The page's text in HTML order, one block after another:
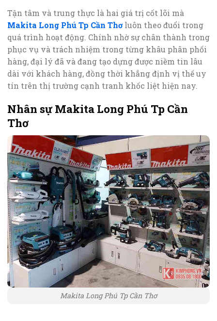
Tận tâm và trung thực là hai giá trị cốt lõi mà
Makita Long Phú Tp Cần Thơluôn theo đuổi trong
quá trình hoạt động. Chính nhờ sự chân thành trong
phục vụ và trách nhiệm trong từng khâu phân phối
hàng, đại lý đã và đang tạo dựng được niềm tin lâu
dài với khách hàng, đồng thời khẳng định vị thế uy
tín trên thị trường cạnh tranh khốc liệt hiện nay.
Nhân sự Makita Long Phú Tp Cần
Thơ
Makita Long Phú Tp Cần Thơ